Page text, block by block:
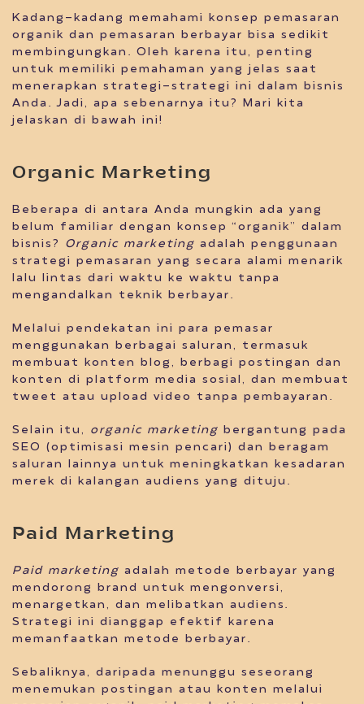
Kadang-kadang memahami konsep pemasaran
organik dan pemasaran berbayar bisa sedikit
membingungkan. Oleh karena itu, penting
untuk memiliki pemahaman yang jelas saat
menerapkan strategi-strategi ini dalam bisnis
Anda. Jadi, apa sebenarnya itu? Mari kita
jelaskan di bawah ini!
Organic Marketing
Beberapa di antara Anda mungkin ada yang
belum familiar dengan konsep “organik” dalam
bisnis? Organic marketing adalah penggunaan
strategi pemasaran yang secara alami menarik
lalu lintas dari waktu ke waktu tanpa
mengandalkan teknik berbayar.
Melalui pendekatan ini para pemasar
menggunakan berbagai saluran, termasuk
membuat konten blog, berbagi postingan dan
konten di platform media sosial, dan membuat
tweet atau upload video tanpa pembayaran.
Selain itu, organic marketing bergantung pada
SEO (optimisasi mesin pencari) dan beragam
saluran lainnya untuk meningkatkan kesadaran
merek di kalangan audiens yang dituju.
Paid Marketing
Paid marketing adalah metode berbayar yang
mendorong brand untuk mengonversi,
menargetkan, dan melibatkan audiens.
Strategi ini dianggap efektif karena
memanfaatkan metode berbayar.
Sebaliknya, daripada menunggu seseorang
menemukan postingan atau konten melalui